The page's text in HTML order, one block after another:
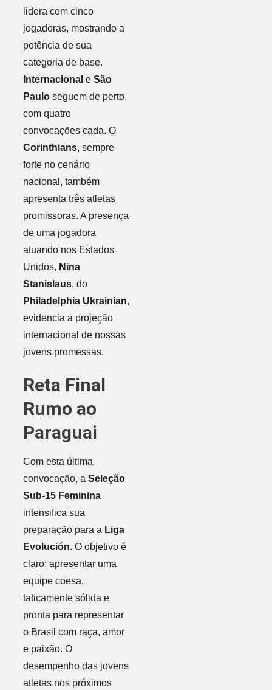
lidera com cinco
jogadoras, mostrando a
potência de sua
categoria de base.
Internacional e São
Pauloseguem de perto,
com quatro
convocações cada. O
Corinthians, sempre
forte no cenário
nacional, também
apresenta três atletas
promissoras. A presença
de uma jogadora
atuando nos Estados
Unidos, Nina
Stanislaus, do
Philadelphia Ukrainian,
evidencia a projeção
internacional de nossas
jovens promessas.
Reta Final
Rumo ao
Paraguai
Com esta última
convocação, a Seleção
Sub-15 Feminina
intensifica sua
preparação para a Liga
Evolución. O objetivo é
claro: apresentar uma
equipe coesa,
taticamente sólida e
pronta para representar
o Brasil com raça, amor
e paixão. O
desempenho das jovens
atletas nos próximos